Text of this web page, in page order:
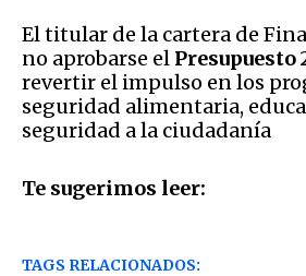
El titular de la cartera de
no aprobarse el Presupuesto
revertir el impulso en los
seguridad alimentaria,
seguridad a la ciudadanía
Te sugerimos leer:
TAGS RELACIONADOS: